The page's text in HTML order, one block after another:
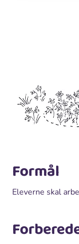
Formål
Eleverne skal